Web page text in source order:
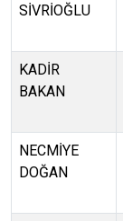
SİVRİOĞLU
KADİR
BAKAN
NECMİYE
DOĞAN